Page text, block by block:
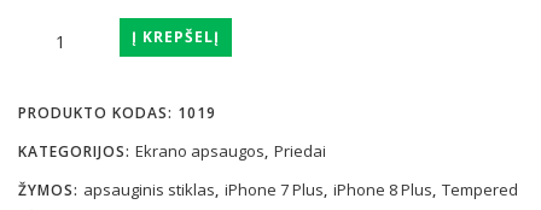
produkto
7
Plus
/
Į KREPŠELĮ
PRODUKTO KODAS: 1019
KATEGORIJOS: Ekrano apsaugos, Priedai
ŽYMOS: apsauginis stiklas, iPhone 7 Plus, iPhone 8 Plus, Tempered